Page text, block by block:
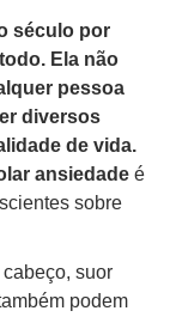
século por
Ela não
pessoa
diversos
de vida.
ansiedade é
sobre
suor
podem